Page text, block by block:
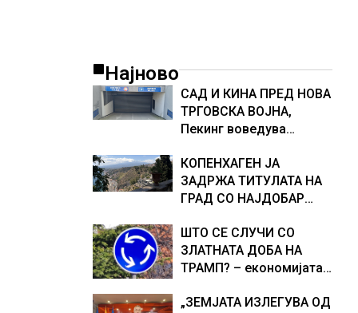
Најново
САД И КИНА ПРЕД НОВА
ТРГОВСКА ВОЈНА,
Пекинг воведува
американски компании
и организации
КОПЕНХАГЕН ЈА
ЗАДРЖА ТИТУЛАТА НА
ГРАД СО НАЈДОБАР
градовите со најниско
рангирање
продолжуваат да бидат
комбинација од
ШТО СЕ СЛУЧИ СО
ЗЛАТНАТА ДОБА НА
ТРАМП? – економијата
најавениот забрзан
„ЗЕМЈАТА ИЗЛЕГУВА ОД